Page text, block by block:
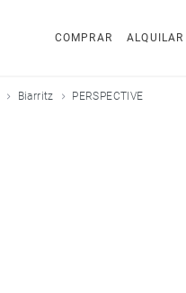
COMPRAR ALQUILAR
Biarritz PERSPECTIVE